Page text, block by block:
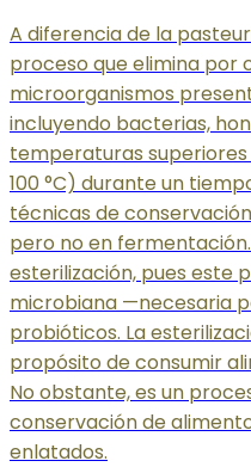
A diferencia de la
proceso que elimina por
microorganismos
incluyendo bacterias,
temperaturas
100 °C) durante un
técnicas de
pero no en
esterilización, pues este
microbiana —necesaria
probióticos. La
propósito de consumir
No obstante, es un
conservación de
enlatados.